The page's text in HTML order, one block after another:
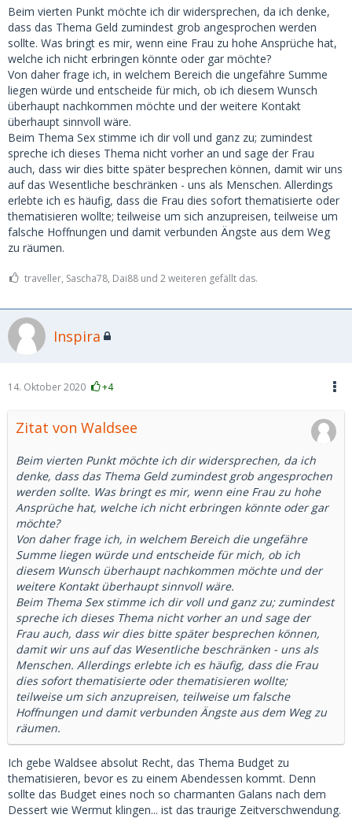
Beim vierten Punkt möchte ich dir widersprechen, da ich denke,
dass das Thema Geld zumindest grob angesprochen werden
sollte. Was bringt es mir, wenn eine Frau zu hohe Ansprüche hat,
welche ich nicht erbringen könnte oder gar möchte?
Von daher frage ich, in welchem Bereich die ungefähre Summe
liegen würde und entscheide für mich, ob ich diesem Wunsch
überhaupt nachkommen möchte und der weitere Kontakt
überhaupt sinnvoll wäre.
Beim Thema Sex stimme ich dir voll und ganz zu; zumindest
spreche ich dieses Thema nicht vorher an und sage der Frau
auch, dass wir dies bitte später besprechen können, damit wir uns
auf das Wesentliche beschränken - uns als Menschen. Allerdings
erlebte ich es häufig, dass die Frau dies sofort thematisierte oder
thematisieren wollte; teilweise um sich anzupreisen, teilweise um
falsche Hoffnungen und damit verbunden Ängste aus dem Weg
zu räumen.
traveller, Sascha78, Dai88 und 2 weiteren gefällt das.
Inspira
14. Oktober 2020 +4
Zitat von Waldsee
Beim vierten Punkt möchte ich dir widersprechen, da ich
denke, dass das Thema Geld zumindest grob angesprochen
werden sollte. Was bringt es mir, wenn eine Frau zu hohe
Ansprüche hat, welche ich nicht erbringen könnte oder gar
möchte?
Von daher frage ich, in welchem Bereich die ungefähre
Summe liegen würde und entscheide für mich, ob ich
diesem Wunsch überhaupt nachkommen möchte und der
weitere Kontakt überhaupt sinnvoll wäre.
Beim Thema Sex stimme ich dir voll und ganz zu; zumindest
spreche ich dieses Thema nicht vorher an und sage der
Frau auch, dass wir dies bitte später besprechen können,
damit wir uns auf das Wesentliche beschränken - uns als
Menschen. Allerdings erlebte ich es häufig, dass die Frau
dies sofort thematisierte oder thematisieren wollte;
teilweise um sich anzupreisen, teilweise um falsche
Hoffnungen und damit verbunden Ängste aus dem Weg zu
räumen.
Ich gebe Waldsee absolut Recht, das Thema Budget zu
thematisieren, bevor es zu einem Abendessen kommt. Denn
sollte das Budget eines noch so charmanten Galans nach dem
Dessert wie Wermut klingen... ist das traurige Zeitverschwendung.